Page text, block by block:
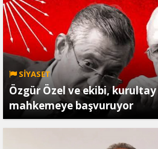
SİYASET
Özgür Özel ve ekibi, kurultay
mahkemeye başvuruyor